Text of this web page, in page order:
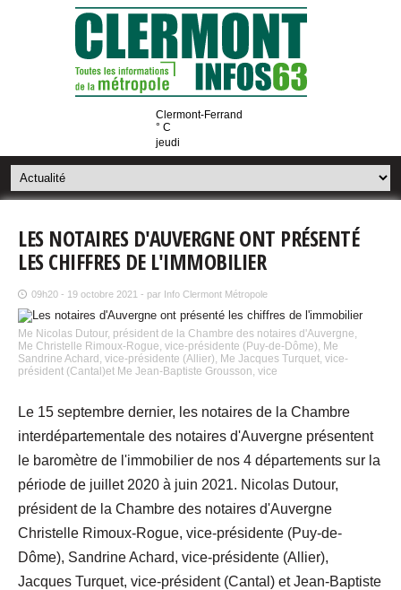
Clermont-Ferrand
° C
jeudi
LES NOTAIRES D'AUVERGNE ONT PRÉSENTÉ
LES CHIFFRES DE L'IMMOBILIER
09h20 - 19 octobre 2021 - par Info Clermont Métropole
Me Nicolas Dutour, président de la Chambre des notaires d'Auvergne,
Me Christelle Rimoux-Rogue, vice-présidente (Puy-de-Dôme), Me
Sandrine Achard, vice-présidente (Allier), Me Jacques Turquet, vice-
président (Cantal)et Me Jean-Baptiste Grousson, vice
Le 15 septembre dernier, les notaires de la Chambre
interdépartementale des notaires d'Auvergne présentent
le baromètre de l'immobilier de nos 4 départements sur la
période de juillet 2020 à juin 2021. Nicolas Dutour,
président de la Chambre des notaires d'Auvergne
Christelle Rimoux-Rogue, vice-présidente (Puy-de-
Dôme), Sandrine Achard, vice-présidente (Allier),
Jacques Turquet, vice-président (Cantal) et Jean-Baptiste